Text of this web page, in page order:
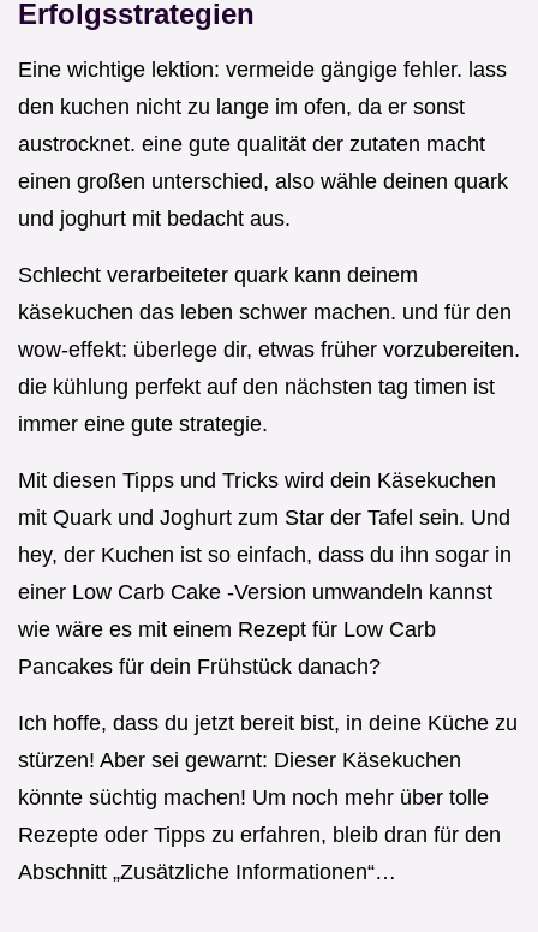
Erfolgsstrategien
Eine wichtige lektion: vermeide gängige fehler. lass
den kuchen nicht zu lange im ofen, da er sonst
austrocknet. eine gute qualität der zutaten macht
einen großen unterschied, also wähle deinen quark
und joghurt mit bedacht aus.
Schlecht verarbeiteter quark kann deinem
käsekuchen das leben schwer machen. und für den
wow-effekt: überlege dir, etwas früher vorzubereiten.
die kühlung perfekt auf den nächsten tag timen ist
immer eine gute strategie.
Mit diesen Tipps und Tricks wird dein Käsekuchen
mit Quark und Joghurt zum Star der Tafel sein. Und
hey, der Kuchen ist so einfach, dass du ihn sogar in
einer Low Carb Cake -Version umwandeln kannst
wie wäre es mit einem Rezept für Low Carb
Pancakes für dein Frühstück danach?
Ich hoffe, dass du jetzt bereit bist, in deine Küche zu
stürzen! Aber sei gewarnt: Dieser Käsekuchen
könnte süchtig machen! Um noch mehr über tolle
Rezepte oder Tipps zu erfahren, bleib dran für den
Abschnitt „Zusätzliche Informationen“…